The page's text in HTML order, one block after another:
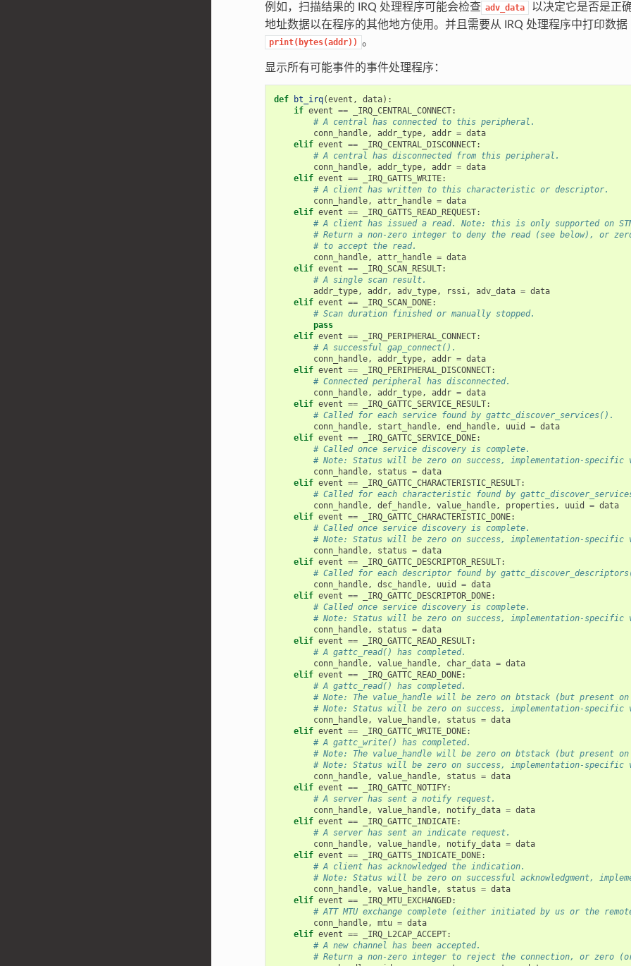
例如，扫描结果的 IRQ 处理程序可能会检查 adv_data
以决定它是否是正
地址数据以在程序的其他地方使用。并且需要从 IRQ 处理程序中打印数据
print(bytes(addr)) 。
显示所有可能事件的事件处理程序：
def bt_irq(event , data):
if event == _IRQ_CENTRAL_CONNECT:
# A central has connected to this peripheral.
conn_handle, addr_type, addr = data
elif event == _IRQ_CENTRAL_DISCONNECT:
# A central has disconnected from this peripheral.
conn_handle, addr_type, addr = data
elif event == _IRQ_GATTS_WRITE:
# A client has written to this characteristic or descriptor.
conn_handle, attr_handle = data
elif event == _IRQ_GATTS_READ_REQUEST:
# A client has issued a read. Note: this is only supported on
# Return a non-zero integer to deny the read (see below), or
# to accept the read.
conn_handle, attr_handle = data
elif event == _IRQ_SCAN_RESULT:
# A single scan result.
addr_type, addr, adv_type, rssi , adv_data = data
elif event == _IRQ_SCAN_DONE:
# Scan duration finished or manually stopped.
pass
elif event == _IRQ_PERIPHERAL_CONNECT:
# A successful gap_connect().
conn_handle, addr_type, addr = data
elif event == _IRQ_PERIPHERAL_DISCONNECT:
# Connected peripheral has disconnected.
conn_handle, addr_type, addr = data
elif event == _IRQ_GATTC_SERVICE_RESULT:
# Called for each service found by gattc_discover_services().
conn_handle, start_handle, end_handle, uuid = data
elif event == _IRQ_GATTC_SERVICE_DONE:
# Called once service discovery is complete.
# Note: Status will be zero on success, implementation-specific
conn_handle, status = data
elif event == _IRQ_GATTC_CHARACTERISTIC_RESULT:
# Called for each characteristic found by
conn_handle, def_handle, value_handle, properties , uuid = data
elif event == _IRQ_GATTC_CHARACTERISTIC_DONE:
# Called once service discovery is complete.
# Note: Status will be zero on success, implementation-specific
conn_handle, status = data
elif event == _IRQ_GATTC_DESCRIPTOR_RESULT:
# Called for each descriptor found by
conn_handle, dsc_handle, uuid = data
elif event == _IRQ_GATTC_DESCRIPTOR_DONE:
# Called once service discovery is complete.
# Note: Status will be zero on success, implementation-specific
conn_handle, status = data
elif event == _IRQ_GATTC_READ_RESULT:
# A gattc_read() has completed.
conn_handle, value_handle, char_data = data
elif event == _IRQ_GATTC_READ_DONE:
# A gattc_read() has completed.
# Note: The value_handle will be zero on btstack (but present on
# Note: Status will be zero on success, implementation-specific
conn_handle, value_handle, status = data
elif event == _IRQ_GATTC_WRITE_DONE:
# A gattc_write() has completed.
# Note: The value_handle will be zero on btstack (but present on
# Note: Status will be zero on success, implementation-specific
conn_handle, value_handle, status = data
elif event == _IRQ_GATTC_NOTIFY:
# A server has sent a notify request.
conn_handle, value_handle, notify_data = data
elif event == _IRQ_GATTC_INDICATE:
# A server has sent an indicate request.
conn_handle, value_handle, notify_data = data
elif event == _IRQ_GATTS_INDICATE_DONE:
# A client has acknowledged the indication.
# Note: Status will be zero on successful acknowledgment,
conn_handle, value_handle, status = data
elif event == _IRQ_MTU_EXCHANGED:
# ATT MTU exchange complete (either initiated by us or the
conn_handle, mtu = data
elif event == _IRQ_L2CAP_ACCEPT:
# A new channel has been accepted.
# Return a non-zero integer to reject the connection, or zero